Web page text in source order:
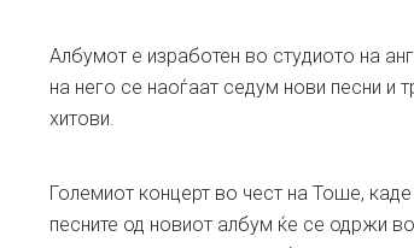
Албумот е изработен во студиото на
на него се наоѓаат седум нови песни и
хитови.
Големиот концерт во чест на Тоше,
песните од новиот албум ќе се одржи